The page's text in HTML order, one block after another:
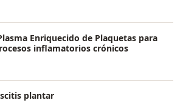
Enriquecido de Plaquetas para
inflamatorios crónicos
plantar